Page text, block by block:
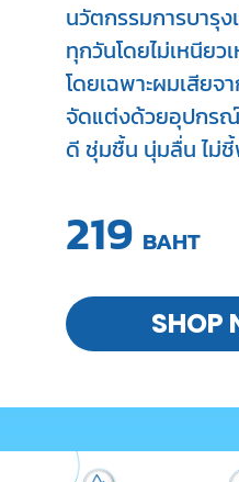
นวัตกรรมการบารุ
ทุกวันโดยไม่เหนีย
โดยเฉพาะผมเสียจ
จัดแต่งด้วยอุปกร
ดี ชุ่มชื้น นุ่มลื่น ไม่
219 BAHT
SHOP